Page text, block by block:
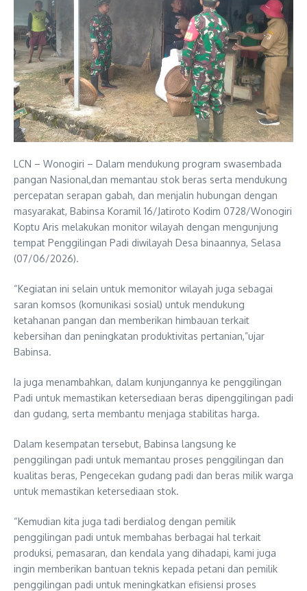
LCN – Wonogiri – Dalam mendukung program swasembada
pangan Nasional,dan memantau stok beras serta mendukung
percepatan serapan gabah, dan menjalin hubungan dengan
masyarakat, Babinsa Koramil 16/Jatiroto Kodim 0728/Wonogiri
Koptu Aris melakukan monitor wilayah dengan mengunjung
tempat Penggilingan Padi diwilayah Desa binaannya, Selasa
(07/06/2026).
“Kegiatan ini selain untuk memonitor wilayah juga sebagai
saran komsos (komunikasi sosial) untuk mendukung
ketahanan pangan dan memberikan himbauan terkait
kebersihan dan peningkatan produktivitas pertanian,”ujar
Babinsa.
Ia juga menambahkan, dalam kunjungannya ke penggilingan
Padi untuk memastikan ketersediaan beras dipenggilingan padi
dan gudang, serta membantu menjaga stabilitas harga.
Dalam kesempatan tersebut, Babinsa langsung ke
penggilingan padi untuk memantau proses penggilingan dan
kualitas beras, Pengecekan gudang padi dan beras milik warga
untuk memastikan ketersediaan stok.
“Kemudian kita juga tadi berdialog dengan pemilik
penggilingan padi untuk membahas berbagai hal terkait
produksi, pemasaran, dan kendala yang dihadapi, kami juga
ingin memberikan bantuan teknis kepada petani dan pemilik
penggilingan padi untuk meningkatkan efisiensi proses